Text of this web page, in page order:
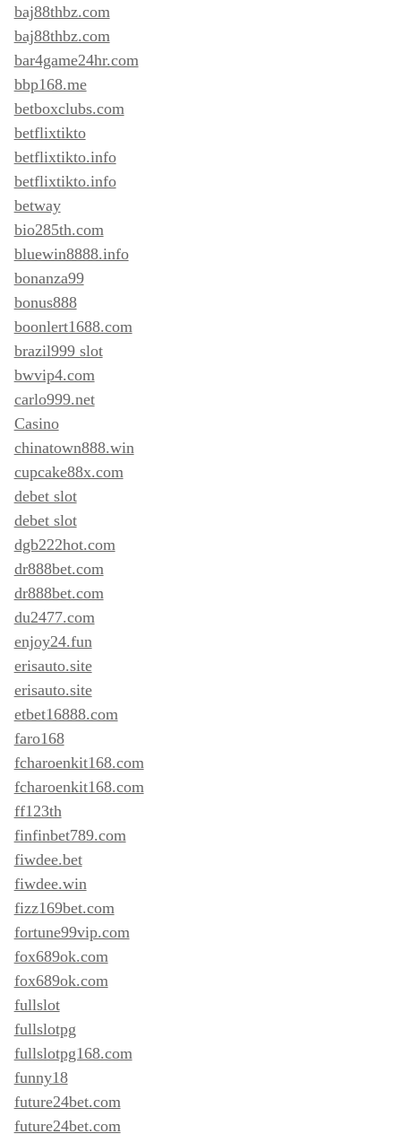
baj88thbz.com
baj88thbz.com
bar4game24hr.com
bbp168.me
betboxclubs.com
betflixtikto
betflixtikto.info
betflixtikto.info
betway
bio285th.com
bluewin8888.info
bonanza99
bonus888
boonlert1688.com
brazil999 slot
bwvip4.com
carlo999.net
Casino
chinatown888.win
cupcake88x.com
debet slot
debet slot
dgb222hot.com
dr888bet.com
dr888bet.com
du2477.com
enjoy24.fun
erisauto.site
erisauto.site
etbet16888.com
faro168
fcharoenkit168.com
fcharoenkit168.com
ff123th
finfinbet789.com
fiwdee.bet
fiwdee.win
fizz169bet.com
fortune99vip.com
fox689ok.com
fox689ok.com
fullslot
fullslotpg
fullslotpg168.com
funny18
future24bet.com
future24bet.com